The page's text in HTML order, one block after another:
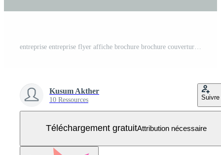
Kusum Akther
10 Ressources Suivre
Téléchargement gratuitAttribution nécessaire